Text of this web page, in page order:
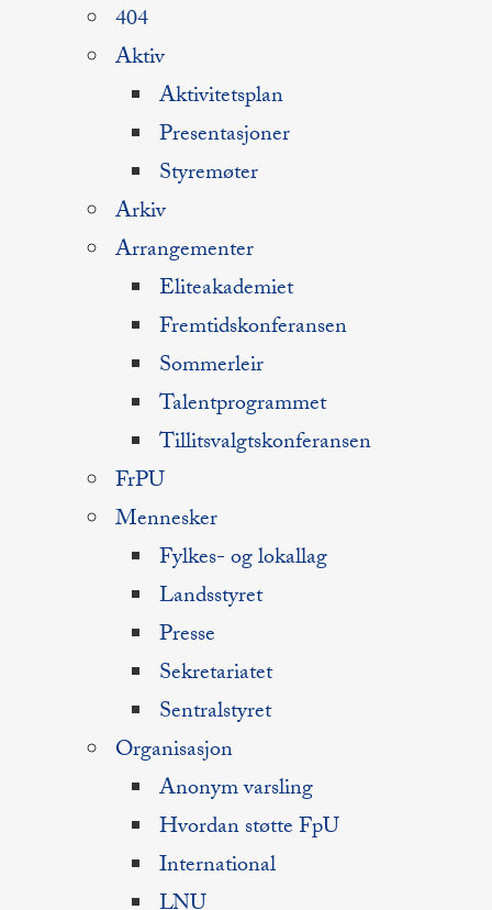
404
Aktiv
Aktivitetsplan
Presentasjoner
Styremøter
Arkiv
Arrangementer
Eliteakademiet
Fremtidskonferansen
Sommerleir
Talentprogrammet
Tillitsvalgtskonferansen
FrPU
Mennesker
Fylkes- og lokallag
Landsstyret
Presse
Sekretariatet
Sentralstyret
Organisasjon
Anonym varsling
Hvordan støtte FpU
International